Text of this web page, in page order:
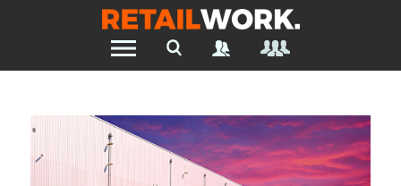
Ecommerce
Szukaj oferty pracy: